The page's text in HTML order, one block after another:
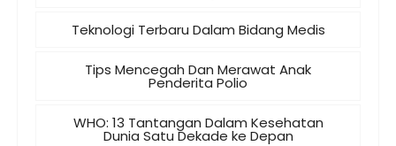
Teknologi Terbaru Dalam Bidang Medis
Tips Mencegah Dan Merawat Anak
Penderita Polio
WHO: 13 Tantangan Dalam Kesehatan
Dunia Satu Dekade ke Depan